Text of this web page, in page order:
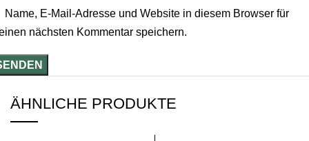
Name, E-Mail-Adresse und Website in diesem Browser für
nächsten Kommentar speichern.
ÄHNLICHE PRODUKTE